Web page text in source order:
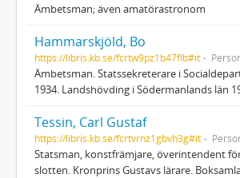
Ämbetsman; även amatörastronom
Hammarskjöld, Bo
https://libris.kb.se/fcrtw9pz1b47flb#it
Ämbetsman. Statssekreterare i
1934. Landshövding i Södermanlands län
Tessin, Carl Gustaf
https://libris.kb.se/fcrtvrnz1gbvh3g#it
Statsman, konstfrämjare, överintendent
slotten. Kronprins Gustavs lärare.